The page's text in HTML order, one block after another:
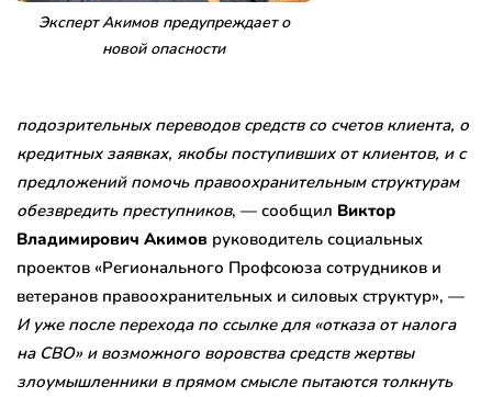
Эксперт Акимов предупреждает о
новой опасности
подозрительных переводов средств со счетов клиента, о
кредитных заявках, якобы поступивших от клиентов, и с
предложений помочь правоохранительным структурам
обезвредить преступников, — сообщил Виктор
Владимирович Акимов руководитель социальных
проектов «Регионального Профсоюза сотрудников и
ветеранов правоохранительных и силовых структур», —
И уже после перехода по ссылке для «отказа от налога
на СВО» и возможного воровства средств жертвы
злоумышленники в прямом смысле пытаются толкнуть